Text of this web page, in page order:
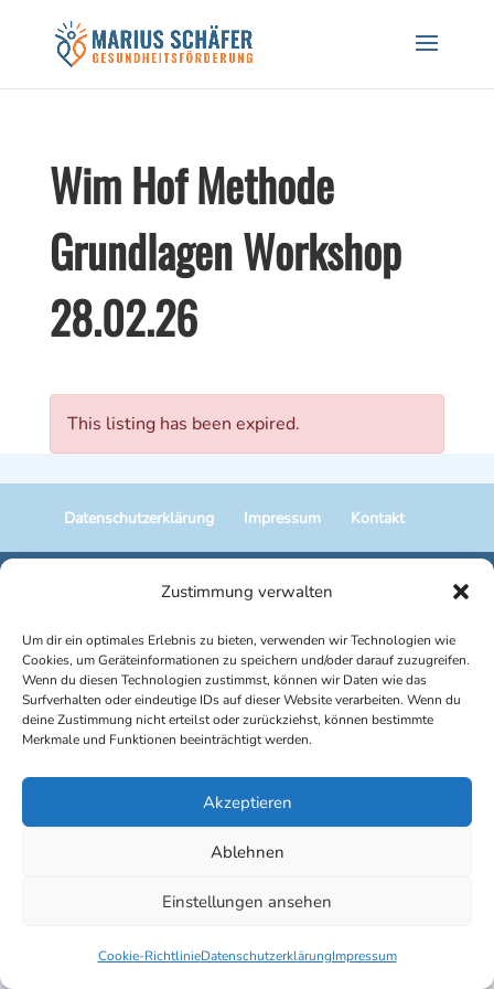
Zustimmung verwalten
Um dir ein optimales Erlebnis zu bieten, verwenden wir Technologien wie
Cookies, um Geräteinformationen zu speichern und/oder darauf zuzugreifen.
Wenn du diesen Technologien zustimmst, können wir Daten wie das
Surfverhalten oder eindeutige IDs auf dieser Website verarbeiten. Wenn du
deine Zustimmung nicht erteilst oder zurückziehst, können bestimmte
Merkmale und Funktionen beeinträchtigt werden.
Akzeptieren
Ablehnen
Einstellungen ansehen
Cookie-RichtlinieDatenschutzerklärungImpressum
Black Friday Sale! 20% auf Workshops und
Gutscheine! CODE: BREATH24
Wim Hof Methode
Grundlagen Workshop
28.02.26
This listing has been expired.
Datenschutzerklärung Impressum Kontakt
Copyright © 2025 Marius Schäfer | Gesundheitsförderung